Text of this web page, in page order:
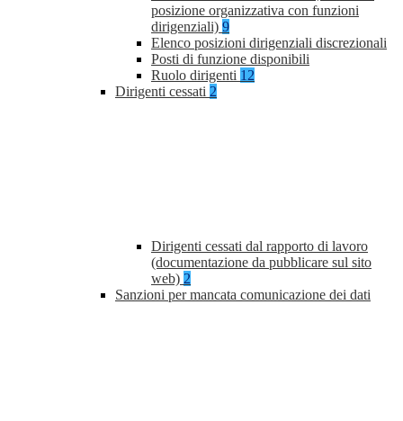
posizione organizzativa con funzioni
dirigenziali) 9
Elenco posizioni dirigenziali discrezionali
Posti di funzione disponibili
Ruolo dirigenti 12
Dirigenti cessati 2
Dirigenti cessati dal rapporto di lavoro
(documentazione da pubblicare sul sito
web) 2
Sanzioni per mancata comunicazione dei dati